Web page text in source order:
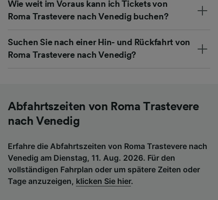
Wie weit im Voraus kann ich Tickets von
Roma Trastevere nach Venedig buchen?
Suchen Sie nach einer Hin- und Rückfahrt von
Roma Trastevere nach Venedig?
Abfahrtszeiten von Roma Trastevere
nach Venedig
Erfahre die Abfahrtszeiten von Roma Trastevere nach
Venedig am Dienstag, 11. Aug. 2026. Für den
vollständigen Fahrplan oder um spätere Zeiten oder
Tage anzuzeigen, klicken Sie hier.